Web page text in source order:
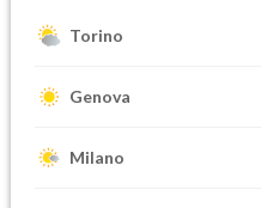
Torino
Genova
Milano